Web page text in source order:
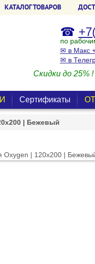
КАТАЛОГ ТОВАРОВ
☎
по
✉ в Макс
✉ в
Скидки до 25% !
Сертификаты
| Бежевый